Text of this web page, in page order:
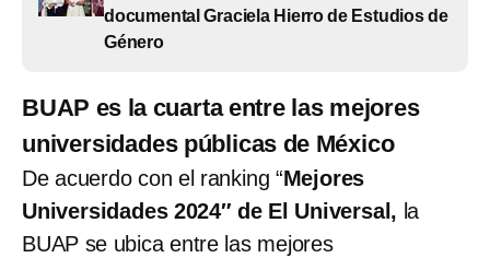
documental Graciela Hierro de Estudios de
Género
BUAP es la cuarta entre las mejores
universidades públicas de México
De acuerdo con el ranking “Mejores
Universidades 2024″ de El Universal, la
BUAP se ubica entre las mejores